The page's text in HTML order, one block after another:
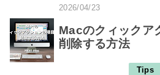
2026/04/23
Macのクィックア
削除する方法
Tips